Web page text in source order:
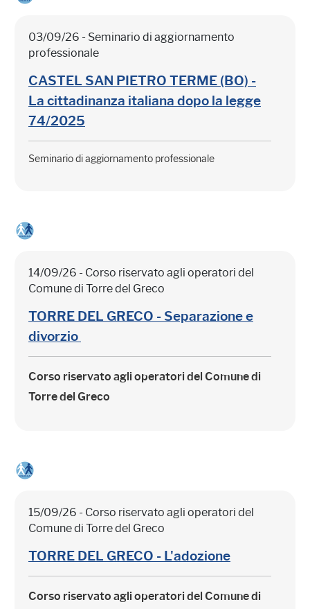
03/09/26 - Seminario di aggiornamento
professionale
CASTEL SAN PIETRO TERME (BO) -
La cittadinanza italiana dopo la legge
74/2025
Seminario di aggiornamento professionale
14/09/26 - Corso riservato agli operatori del
Comune di Torre del Greco
TORRE DEL GRECO - Separazione e
divorzio
Corso riservato agli operatori del Comune di
Torre del Greco
15/09/26 - Corso riservato agli operatori del
Comune di Torre del Greco
TORRE DEL GRECO - L'adozione
Corso riservato agli operatori del Comune di